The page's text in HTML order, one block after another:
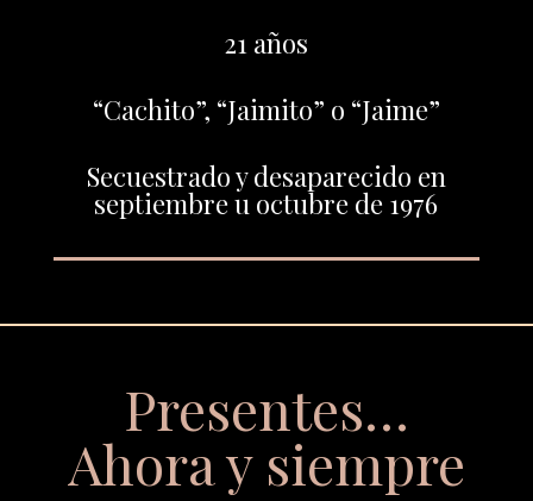
21 años
“Cachito”, “Jaimito” o “Jaime”
Secuestrado y desaparecido en
septiembre u octubre de 1976
Presentes…
Ahora y siempre